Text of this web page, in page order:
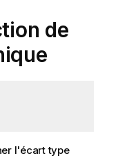
de
l'écart type